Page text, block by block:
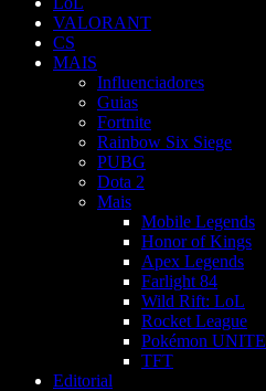
VALORANT
CS
MAIS
Influenciadores
Guias
Fortnite
Rainbow Six Siege
PUBG
Dota 2
Mais
Mobile Legends
Honor of Kings
Apex Legends
Farlight 84
Wild Rift: LoL
Rocket League
Pokémon UNITE
TFT
Editorial